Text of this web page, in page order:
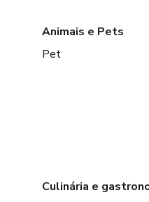
Animais e Pets
Pet
Culinária e